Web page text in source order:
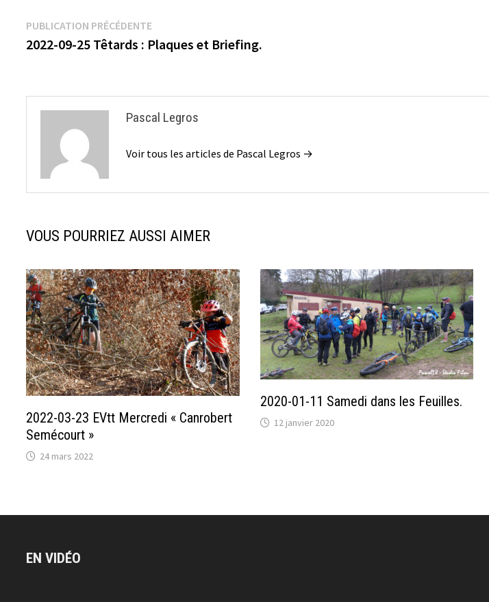
Navigation
de
PUBLICATION PRÉCÉDENTEPublication
précédente :
2022-09-25 Têtards : Plaques et Briefing.
Pascal Legros
Voir tous les articles de Pascal Legros →
VOUS POURRIEZ AUSSI AIMER
2022-03-23 EVtt Mercredi « Canrobert
Semécourt »
24 mars 2022
2020-01-11 Samedi dans les Feuilles.
12 janvier 2020
EN VIDÉO